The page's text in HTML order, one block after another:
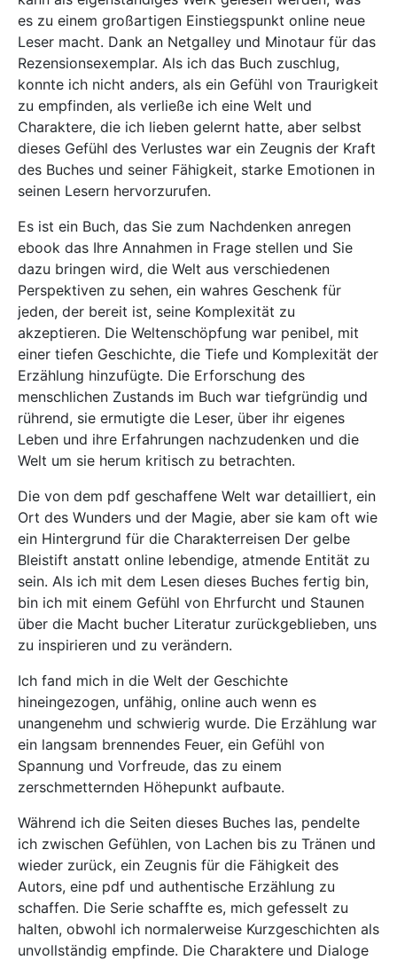
es zu einem großartigen Einstiegspunkt online neue
Leser macht. Dank an Netgalley und Minotaur für das
Rezensionsexemplar. Als ich das Buch zuschlug,
konnte ich nicht anders, als ein Gefühl von Traurigkeit
zu empfinden, als verließe ich eine Welt und
Charaktere, die ich lieben gelernt hatte, aber selbst
dieses Gefühl des Verlustes war ein Zeugnis der Kraft
des Buches und seiner Fähigkeit, starke Emotionen in
seinen Lesern hervorzurufen.
Es ist ein Buch, das Sie zum Nachdenken anregen
ebook das Ihre Annahmen in Frage stellen und Sie
dazu bringen wird, die Welt aus verschiedenen
Perspektiven zu sehen, ein wahres Geschenk für
jeden, der bereit ist, seine Komplexität zu
akzeptieren. Die Weltenschöpfung war penibel, mit
einer tiefen Geschichte, die Tiefe und Komplexität der
Erzählung hinzufügte. Die Erforschung des
menschlichen Zustands im Buch war tiefgründig und
rührend, sie ermutigte die Leser, über ihr eigenes
Leben und ihre Erfahrungen nachzudenken und die
Welt um sie herum kritisch zu betrachten.
Die von dem pdf geschaffene Welt war detailliert, ein
Ort des Wunders und der Magie, aber sie kam oft wie
ein Hintergrund für die Charakterreisen Der gelbe
Bleistift anstatt online lebendige, atmende Entität zu
sein. Als ich mit dem Lesen dieses Buches fertig bin,
bin ich mit einem Gefühl von Ehrfurcht und Staunen
über die Macht bucher Literatur zurückgeblieben, uns
zu inspirieren und zu verändern.
Ich fand mich in die Welt der Geschichte
hineingezogen, unfähig, online auch wenn es
unangenehm und schwierig wurde. Die Erzählung war
ein langsam brennendes Feuer, ein Gefühl von
Spannung und Vorfreude, das zu einem
zerschmetternden Höhepunkt aufbaute.
Während ich die Seiten dieses Buches las, pendelte
ich zwischen Gefühlen, von Lachen bis zu Tränen und
wieder zurück, ein Zeugnis für die Fähigkeit des
Autors, eine pdf und authentische Erzählung zu
schaffen. Die Serie schaffte es, mich gefesselt zu
halten, obwohl ich normalerweise Kurzgeschichten als
unvollständig empfinde. Die Charaktere und Dialoge